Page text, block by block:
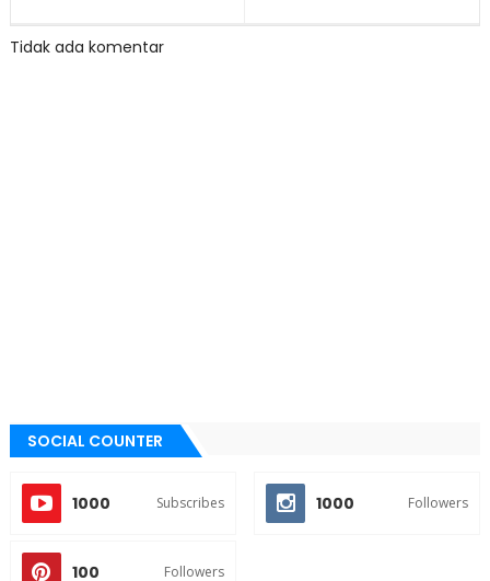
Tidak ada komentar
SOCIAL COUNTER
1000 Subscribes 1000 Followers
100 Followers